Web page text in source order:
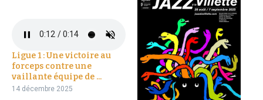
Ligue 1 : Une victoire au
forceps contre une
vaillante équipe de ...
14 décembre 2025